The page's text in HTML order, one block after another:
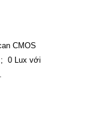
CMOS
; 0 Lux với